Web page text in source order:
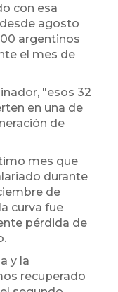
con esa
agosto
argentinos
el mes de
"esos 32
en una de
de
mes que
durante
de
curva fue
pérdida de
y la
recuperado